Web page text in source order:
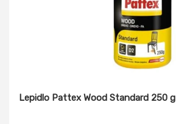
Lepidlo Pattex Wood Standard 250 g